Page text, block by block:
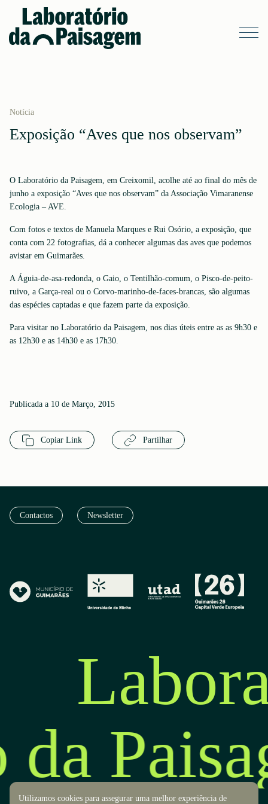
Notícia
Exposição “Aves que nos observam”
O Laboratório da Paisagem, em Creixomil, acolhe até ao final do mês de
junho a exposição “Aves que nos observam” da Associação Vimaranense
Ecologia – AVE.
Com fotos e textos de Manuela Marques e Rui Osório, a exposição, que
conta com 22 fotografias, dá a conhecer algumas das aves que podemos
avistar em Guimarães.
A Águia-de-asa-redonda, o Gaio, o Tentilhão-comum, o Pisco-de-peito-
ruivo, a Garça-real ou o Corvo-marinho-de-faces-brancas, são algumas
das espécies captadas e que fazem parte da exposição.
Para visitar no Laboratório da Paisagem, nos dias úteis entre as as 9h30 e
as 12h30 e as 14h30 e as 17h30.
Publicada a 10 de Março, 2015
Copiar Link Partilhar
Contactos Newsletter
Utilizamos cookies para assegurar uma melhor experiência de